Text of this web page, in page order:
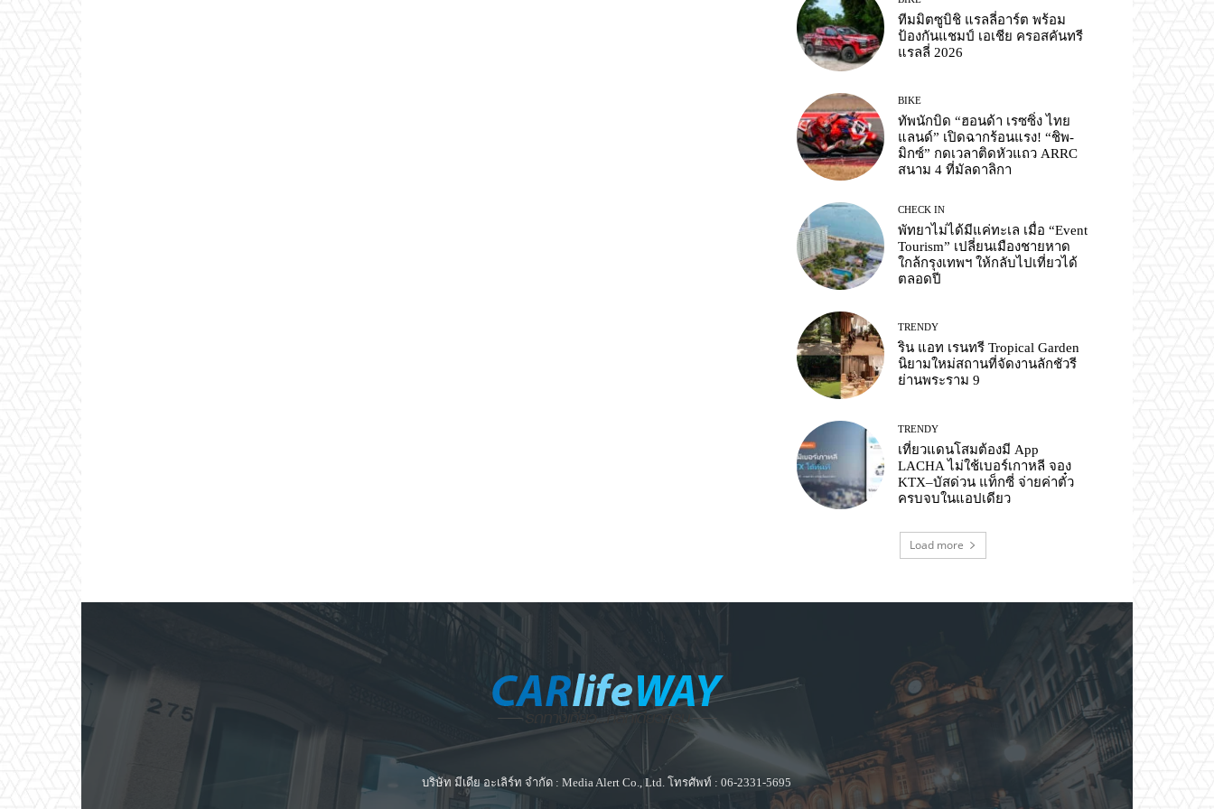
ทีมมิตซูบิชิ แรลลี่อาร์ต พร้อม
ป้องกันแชมป์ เอเชีย ครอสคันทรี
แรลลี่ 2026
BIKE
ทัพนักบิด “ฮอนด้า เรซซิ่ง ไทย
แลนด์” เปิดฉากร้อนแรง! “ชิพ-
มิกซ์” กดเวลาติดหัวแถว ARRC
สนาม 4 ที่มัลดาลิกา
CHECK IN
พัทยาไม่ได้มีแค่ทะเล เมื่อ “Event
Tourism” เปลี่ยนเมืองชายหาด
ใกล้กรุงเทพฯ ให้กลับไปเที่ยวได้
ตลอดปี
TRENDY
ริน แอท เรนทรี Tropical Garden
นิยามใหม่สถานที่จัดงานลักชัวรี
ย่านพระราม 9
TRENDY
เที่ยวแดนโสมต้องมี App
LACHA ไม่ใช้เบอร์เกาหลี จอง
KTX–บัสด่วน แท็กซี่ จ่ายค่าตั๋ว
ครบจบในแอปเดียว
Load more
บริษัท มีเดีย อะเลิร์ท จำกัด : Media Alert Co., Ltd. โทรศัพท์ : 06-2331-5695